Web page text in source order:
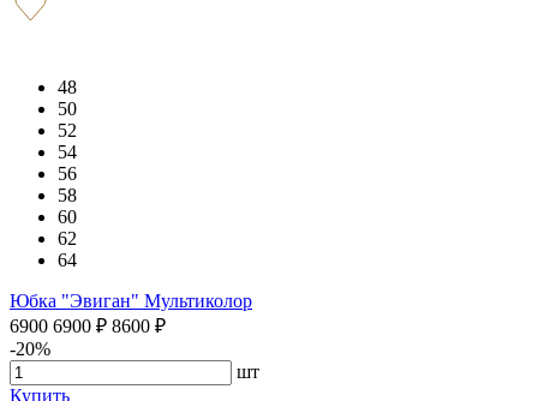
48
50
52
54
56
58
60
62
64
Юбка "Эвиган" Мультиколор
6900 6900 ₽ 8600 ₽
-20%
шт
Купить